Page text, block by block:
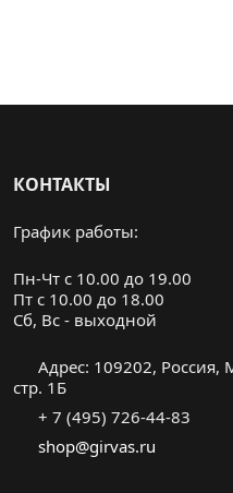
КОНТАКТЫ
График работы:
Пн-Чт с 10.00 до 19.00
Пт с 10.00 до 18.00
Cб, Вс - выходной
Адрес: 109202, Россия,
стр. 1Б
+ 7 (495) 726-44-83
shop@girvas.ru